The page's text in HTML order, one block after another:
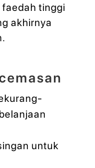
tinggi
akhirnya
untuk